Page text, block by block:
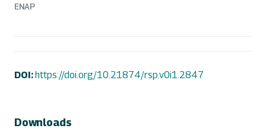
ENAP
DOI:https://doi.org/10.21874/rsp.v0i1.2847
Downloads